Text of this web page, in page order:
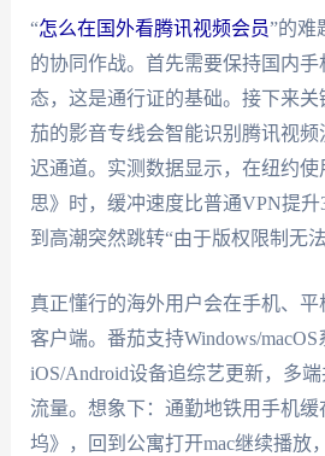
“怎么在国外看腾讯视频会员”的难
的协同作战。首先需要保持国内
态，这是通行证的基础。接下来
茄的影音专线会智能识别腾讯视
迟通道。实测数据显示，在纽约使
思》时，缓冲速度比普通VPN提升
到高潮突然跳转“由于版权限制无
真正懂行的海外用户会在手机、
客户端。番茄支持Windows/macOS
iOS/Android设备追综艺更新，多
流量。想象下：通勤地铁用手机
坞》，回到公寓打开mac继续播